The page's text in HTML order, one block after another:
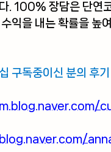
. 100% 장담은 단연
익을 내는 확률을 높
구독중이신 분의 후기